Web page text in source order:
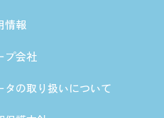
情報
プ会社
タの取り扱いについて